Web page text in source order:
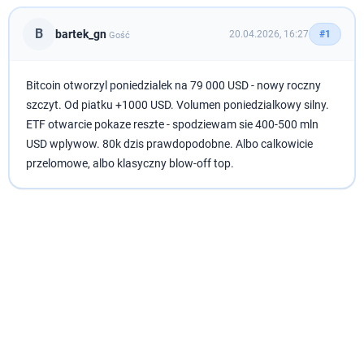
B bartek_gn Gość 20.04.2026, 16:27 #1
Bitcoin otworzyl poniedzialek na 79 000 USD - nowy roczny
szczyt. Od piatku +1000 USD. Volumen poniedzialkowy silny.
ETF otwarcie pokaze reszte - spodziewam sie 400-500 mln
USD wplywow. 80k dzis prawdopodobne. Albo calkowicie
przelomowe, albo klasyczny blow-off top.